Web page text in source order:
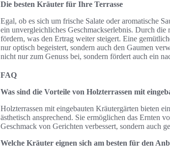
Die besten Kräuter für Ihre Terrasse
Egal, ob es sich um frische Salate oder aromatische
ein unvergleichliches Geschmackserlebnis. Durch die
fördern, was den Ertrag weiter steigert. Eine
nur optisch begeistert, sondern auch den Gaumen
nicht nur zum Genuss bei, sondern fördert auch ein
FAQ
Was sind die Vorteile von Holzterrassen mit
Holzterrassen mit eingebauten Kräutergärten bieten
ästhetisch ansprechend. Sie ermöglichen das Ernten
Geschmack von Gerichten verbessert, sondern auch
Welche Kräuter eignen sich am besten für den